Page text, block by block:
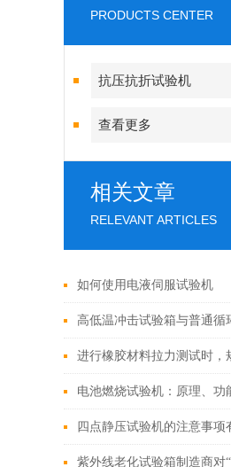
PRODUCTS CENTER
抗压抗折试验机
查看更多
相关文章
RELEVANT ARTICLES
如何使用电液伺服试验机
四点静压试验机的注意事项